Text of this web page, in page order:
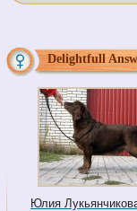
Delightfull
Юлия